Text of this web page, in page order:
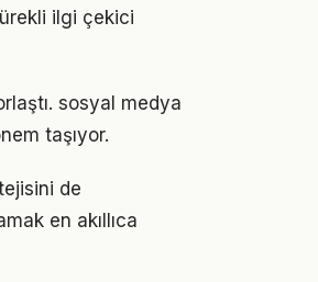
ilgi çekici
sosyal medya
taşıyor.
de
en akıllıca